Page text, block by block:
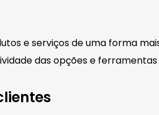
e serviços de uma forma
das opções e ferramentas